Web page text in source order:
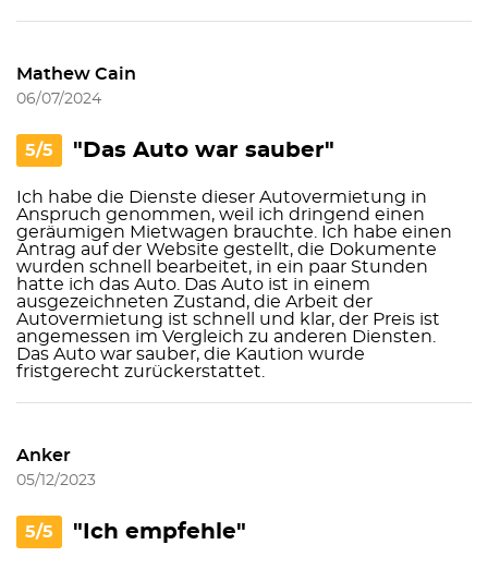
Mathew Cain
06/07/2024
5/5 "Das Auto war sauber"
Ich habe die Dienste dieser Autovermietung in
Anspruch genommen, weil ich dringend einen
geräumigen Mietwagen brauchte. Ich habe einen
Antrag auf der Website gestellt, die Dokumente
wurden schnell bearbeitet, in ein paar Stunden
hatte ich das Auto. Das Auto ist in einem
ausgezeichneten Zustand, die Arbeit der
Autovermietung ist schnell und klar, der Preis ist
angemessen im Vergleich zu anderen Diensten.
Das Auto war sauber, die Kaution wurde
fristgerecht zurückerstattet.
Anker
05/12/2023
5/5 "Ich empfehle"